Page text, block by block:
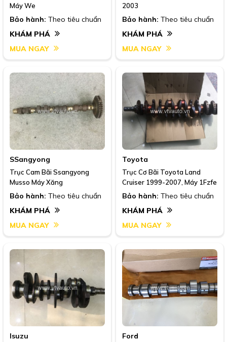
Máy We
Bảo hành: Theo tiêu chuẩn
KHÁM PHÁ
MUA NGAY
2003
Bảo hành: Theo tiêu chuẩn
KHÁM PHÁ
MUA NGAY
SSangyong
Trục Cam Bãi Ssangyong
Musso Máy Xăng
Bảo hành: Theo tiêu chuẩn
KHÁM PHÁ
MUA NGAY
Toyota
Trục Cơ Bãi Toyota Land
Cruiser 1999-2007, Máy 1Fzfe
Bảo hành: Theo tiêu chuẩn
KHÁM PHÁ
MUA NGAY
Isuzu Ford